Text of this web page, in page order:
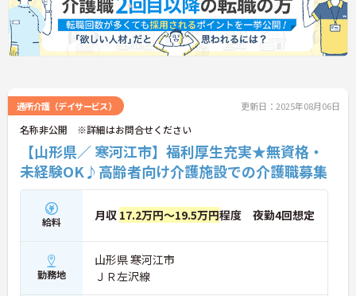
通所介護（デイサービス） 更新日：2025年08月06日
名称非公開 ※詳細はお問合せください
【山形県／ 寒河江市】福利厚生充実★無資格・
未経験OK♪高齢者向け介護施設での介護職募集
給料 月収 17.2万円～19.5万円程度 夜勤4回想定
勤務地
山形県 寒河江市
ＪＲ左沢線